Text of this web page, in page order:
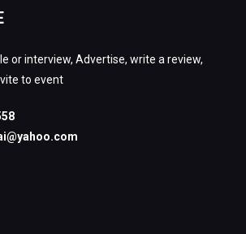
or interview, Advertise, write a review,
to event